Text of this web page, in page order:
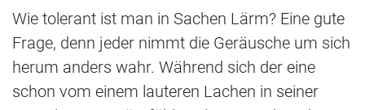
Wie tolerant ist man in Sachen Lärm? Eine gute
Frage, denn jeder nimmt die Geräusche um sich
herum anders wahr. Während sich der eine
schon vom einem lauteren Lachen in seiner